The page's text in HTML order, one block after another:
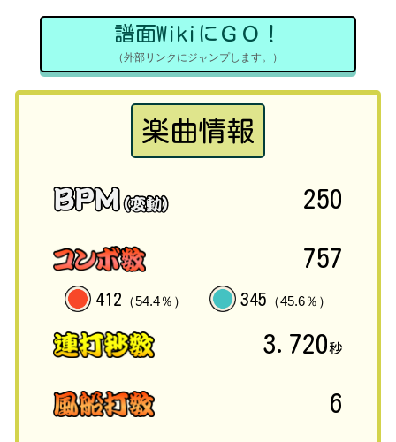
譜面WikiにＧＯ！
（外部リンクにジャンプします。）
楽曲情報
250
757
412 （54.4％） 345 （45.6％）
3.720秒
6